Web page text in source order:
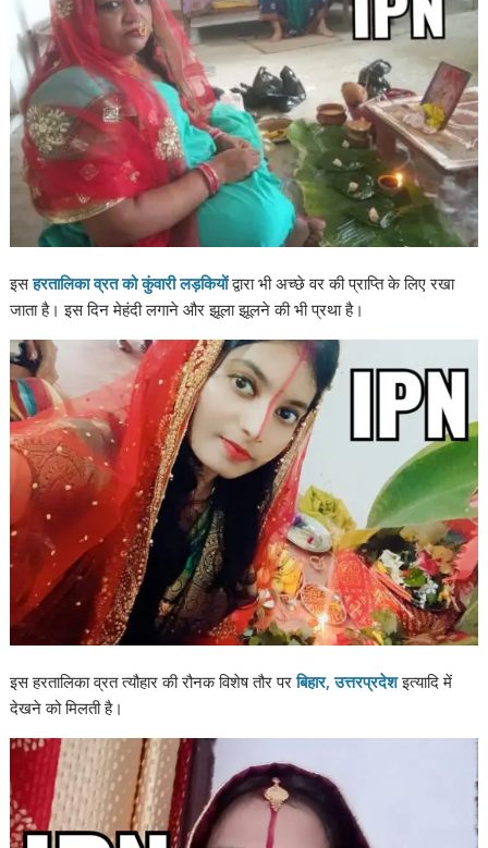
इसहरतालिका व्रत को कुंवारी लड़कियोंद्वारा भी अच्छे वर की प्राप्ति के लिए रखा
जाता है। इस दिन मेहंदी लगाने और झूला झूलने की भी प्रथा है।
इस हरतालिका व्रत त्यौहार की रौनक विशेष तौर परबिहार, उत्तरप्रदेशइत्यादि में
देखने को मिलती है।